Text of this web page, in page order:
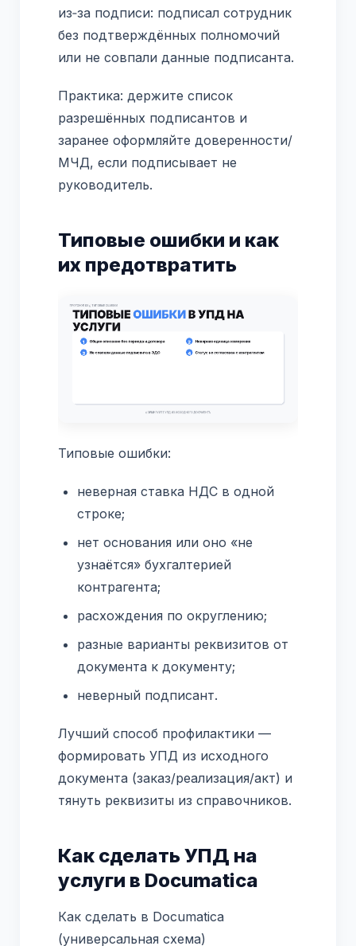
из‑за подписи: подписал сотрудник
без подтверждённых полномочий
или не совпали данные подписанта.
Практика: держите список
разрешённых подписантов и
заранее оформляйте доверенности/
МЧД, если подписывает не
руководитель.
Типовые ошибки и как
их предотвратить
Типовые ошибки:
неверная ставка НДС в одной
строке;
нет основания или оно «не
узнаётся» бухгалтерией
контрагента;
расхождения по округлению;
разные варианты реквизитов от
документа к документу;
неверный подписант.
Лучший способ профилактики —
формировать УПД из исходного
документа (заказ/реализация/акт) и
тянуть реквизиты из справочников.
Как сделать УПД на
услуги в Documatica
Как сделать в Documatica
(универсальная схема)